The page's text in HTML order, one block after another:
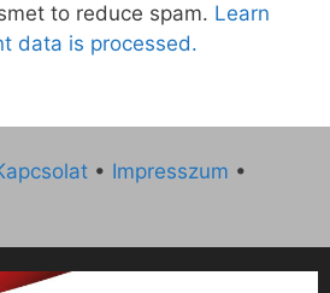
to reduce spam. Learn
data is processed.
• Impresszum •